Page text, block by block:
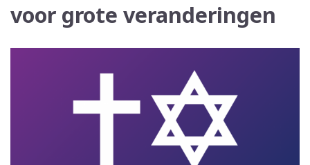
voor grote veranderingen